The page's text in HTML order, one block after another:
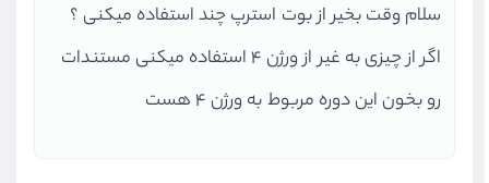
سلام وقت بخیر از بوت استرپ چند استفاده میکنی ؟
اگر از چیزی به غیر از ورژن ۴ استفاده میکنی مستندات
رو بخون این دوره مربوط به ورژن ۴ هست